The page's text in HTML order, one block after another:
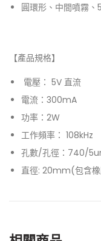
圓環形、中間噴霧
【產品規格】
電壓： 5V 直流
電流：300mA
功率：2W
工作頻率： 108kHz
孔數/孔徑：740/
直徑: 20mm(包含